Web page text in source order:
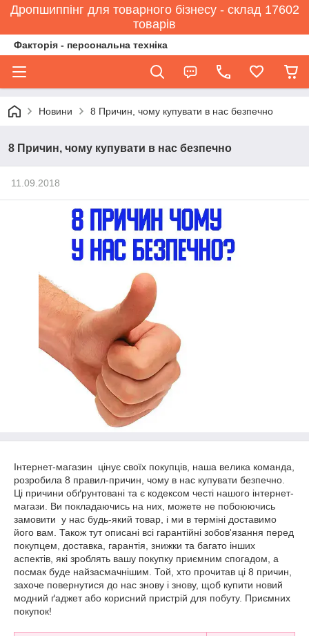
Дропшиппінг для товарного бізнесу - склад 17602
товарів
Факторія - персональна техніка
Новини 8 Причин, чому купувати в нас безпечно
8 Причин, чому купувати в нас безпечно
11.09.2018
Інтернет-магазин
цінує своїх покупців, наша велика команда,
розробила 8 правил-причин, чому в нас купувати безпечно.
Ці причини обґрунтовані та є кодексом честі нашого інтернет-
магази. Ви покладаючись на них, можете не побоюючись
замовити у нас будь-який товар, і ми в терміні доставимо
його вам. Також тут описані всі гарантійні зобов'язання перед
покупцем, доставка, гарантія, знижки та багато інших
аспектів, які зроблять вашу покупку приємним спогадом, а
посмак буде найзасмачнішим. Той, хто прочитав ці 8 причин,
захоче повернутися до нас знову і знову, щоб купити новий
модний ґаджет або корисний пристрій для побуту. Приємних
покупок!